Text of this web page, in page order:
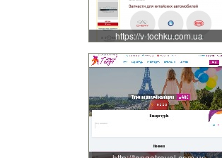
https://v-tochku.com.ua